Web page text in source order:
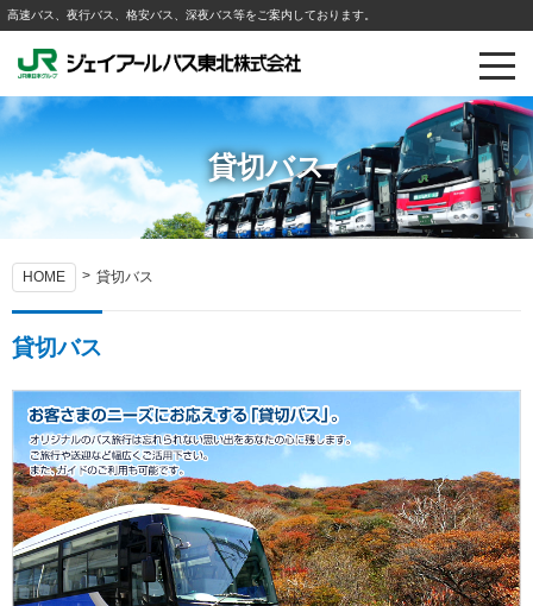
高速バス、夜行バス、格安バス、深夜バス等をご案内しております。
貸切バス
HOME 貸切バス
貸切バス